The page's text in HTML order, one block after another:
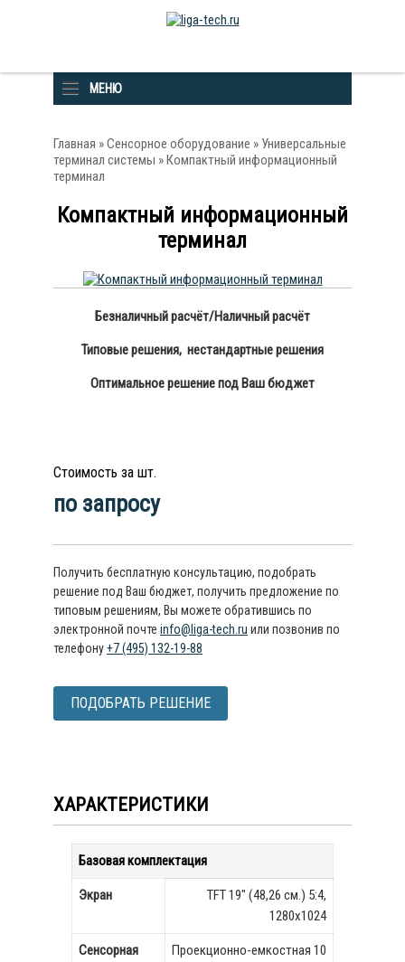
МЕНЮ
Главная »Сенсорное оборудование » Универсальные
терминал системы » Компактный информационный
терминал
Компактный информационный
терминал
Безналичный расчёт/Наличный расчёт
Типовые решения, нестандартные решения
Оптимальное решение под Ваш бюджет
Стоимость за шт.
по запросу
Получить бесплатную консультацию, подобрать
решение под Ваш бюджет, получить предложение по
типовым решениям, Вы можете обратившись по
электронной почте info@liga-tech.ru или позвонив по
телефону+7 (495) 132-19-88
ПОДОБРАТЬ РЕШЕНИЕ
ХАРАКТЕРИСТИКИ
Базовая комплектация
Экран
TFT 19" (48,26 см.) 5:4,
1280х1024
Сенсорная
Проекционно-емкостная 10